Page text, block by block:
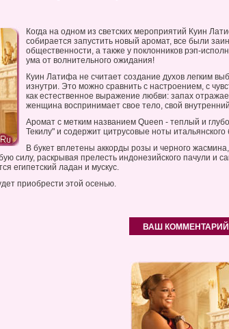
Когда на одном из светских мероприятий Куин
собирается запустить новый аромат, все были
общественности, а также у поклонников рэп-
ума от волнительного ожидания!
Куин Латифа не считает создание духов легким
изнутри. Это можно сравнить с настроением, с
как естественное выражение любви: запах
женщина воспринимает свое тело, свой
Аромат с метким названием Queen - теплый и
Текилу" и содержит цитрусовые ноты
В букет вплетены аккорды розы и черного
силу, раскрывая прелесть индонезийского пачули и
египетский ладан и мускус.
приобрести этой осенью.
ВАШ КОММЕНТАРИЙ